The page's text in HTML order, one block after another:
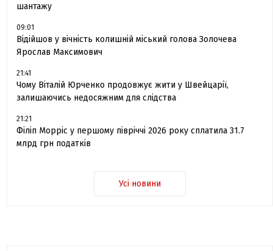
шантажу
09:01
Відійшов у вічність колишній міський голова Золочева
Ярослав Максимович
21:41
Чому Віталій Юрченко продовжує жити у Швейцарії,
залишаючись недосяжним для слідства
21:21
Філіп Морріс у першому півріччі 2026 року сплатила 31.7
млрд грн податків
Усі новини